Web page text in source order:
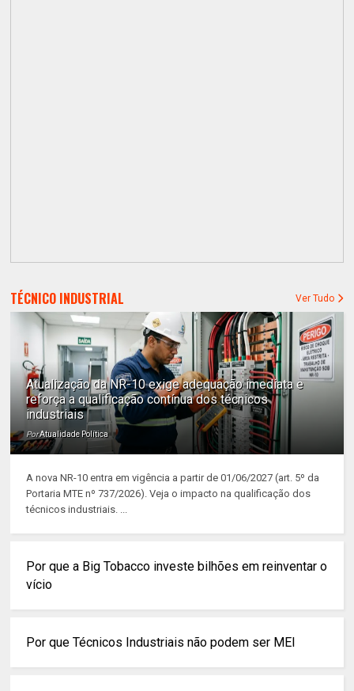
TÉCNICO INDUSTRIAL Ver Tudo
Atualização da NR-10 exige adequação imediata e
reforça a qualificação contínua dos técnicos
industriais
PorAtualidade Política
A nova NR-10 entra em vigência a partir de 01/06/2027 (art. 5º da
Portaria MTE nº 737/2026). Veja o impacto na qualificação dos
técnicos industriais. ...
Por que a Big Tobacco investe bilhões em reinventar o
vício
Por que Técnicos Industriais não podem ser MEI